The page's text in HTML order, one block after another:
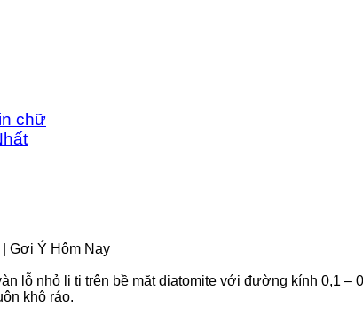
chữ
Gợi Ý Hôm Nay
lỗ nhỏ li ti trên bề mặt diatomite với đường kính 0,1 –
khô ráo.